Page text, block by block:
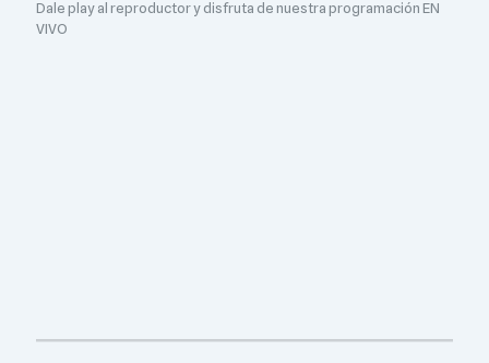
Dale play al reproductor y disfruta de nuestra programación EN
VIVO